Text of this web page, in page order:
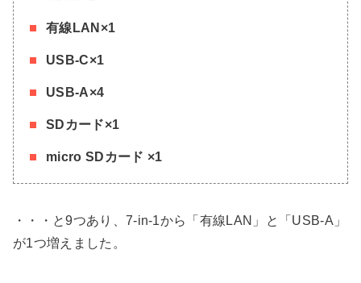
有線LAN×1
USB-C×1
USB-A×4
SDカード×1
micro SDカード ×1
・・・と9つあり、7-in-1から「有線LAN」と「USB-A」
が1つ増えました。